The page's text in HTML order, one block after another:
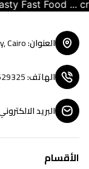
Fast Food ...
العنوان:
Cairo
الهاتف:
البريد
الأقسام